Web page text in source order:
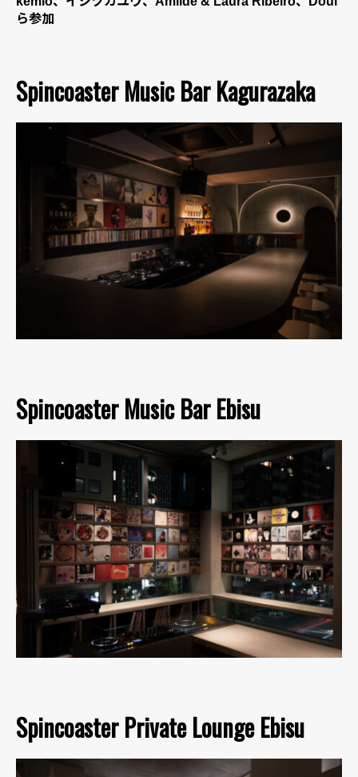
ら参加
Spincoaster Music Bar Kagurazaka
Spincoaster Music Bar Ebisu
Spincoaster Private Lounge Ebisu